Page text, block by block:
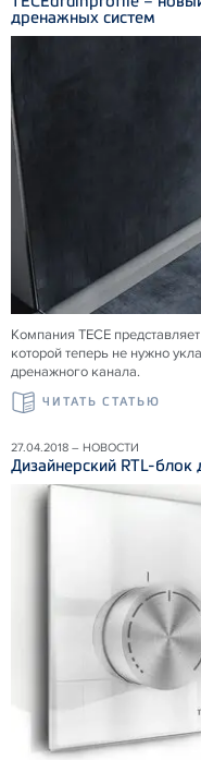
дренажных систем
Компания ТЕСЕ
которой теперь не нужно
дренажного канала.
ЧИТАТЬ СТАТЬЮ
27.04.2018 – НОВОСТИ
Дизайнерский RTL-блок